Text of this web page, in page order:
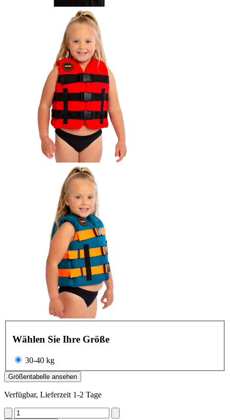
Wählen Sie Ihre Größe
30-40 kg
Größentabelle ansehen
Verfügbar, Lieferzeit 1-2 Tage